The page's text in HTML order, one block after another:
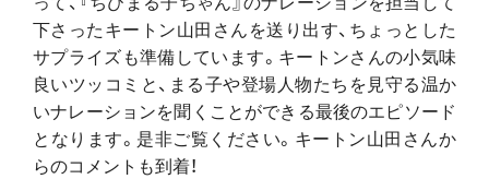
下さったキートン山田さんを送り出す、ちょっとした
サプライズも準備しています。キートンさんの小気味
良いツッコミと、まる子や登場人物たちを見守る温か
いナレーションを聞くことができる最後のエピソード
となります。是非ご覧ください。キートン山田さんか
らのコメントも到着！